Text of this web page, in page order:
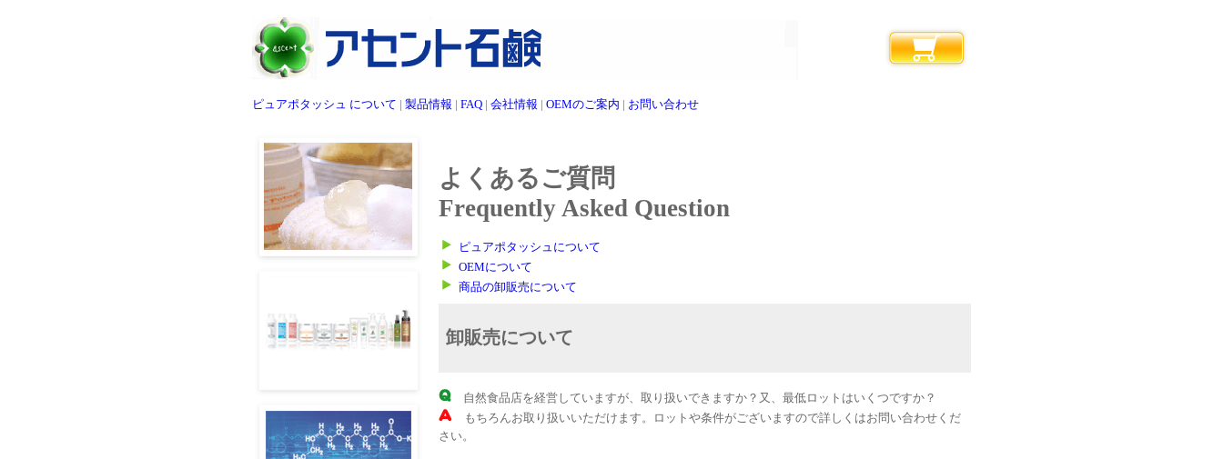
ピュアポタッシュ について | 製品情報 | FAQ | 会社情報 | OEMのご案内 | お問い合わせ
よくあるご質問
Frequently Asked Question
ピュアポタッシュについて
OEMについて
商品の卸販売について
卸販売について
自然食品店を経営していますが、取り扱いできますか？又、最低ロットはいくつですか？
もちろんお取り扱いいただけます。ロットや条件がございますので詳しくはお問い合わせくだ
さい。